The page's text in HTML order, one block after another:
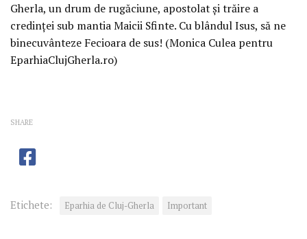
Gherla, un drum de rugăciune, apostolat și trăire a
credinței sub mantia Maicii Sfinte. Cu blândul Isus, să ne
binecuvânteze Fecioara de sus! (Monica Culea pentru
EparhiaClujGherla.ro)
SHARE
Etichete: Eparhia de Cluj-Gherla Important